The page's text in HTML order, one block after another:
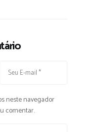
neste navegador
comentar.